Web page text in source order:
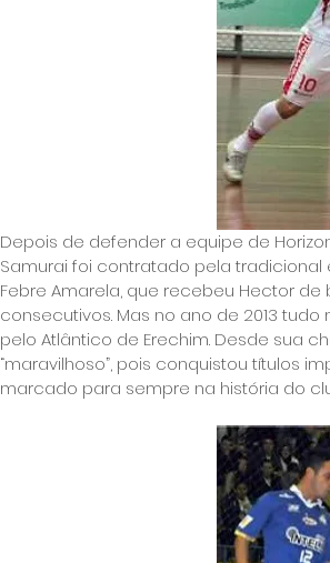
Depois de defender a equipe de
Samurai foi contratado pela tradicional
Febre Amarela, que recebeu Hector
consecutivos. Mas no ano de 2013
pelo Atlântico de Erechim. Desde sua
“maravilhoso”, pois conquistou títulos
marcado para sempre na história do